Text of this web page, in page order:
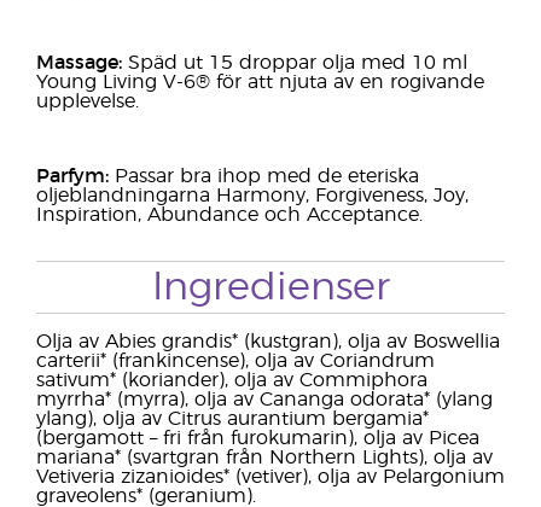
Massage: Späd ut 15 droppar olja med 10 ml
Young Living V-6® för att njuta av en rogivande
upplevelse.
Parfym: Passar bra ihop med de eteriska
oljeblandningarna Harmony, Forgiveness, Joy,
Inspiration, Abundance och Acceptance.
Ingredienser
Olja av Abies grandis* (kustgran), olja av Boswellia
carterii* (frankincense), olja av Coriandrum
sativum* (koriander), olja av Commiphora
myrrha* (myrra), olja av Cananga odorata* (ylang
ylang), olja av Citrus aurantium bergamia*
(bergamott – fri från furokumarin), olja av Picea
mariana* (svartgran från Northern Lights), olja av
Vetiveria zizanioides* (vetiver), olja av Pelargonium
graveolens* (geranium).